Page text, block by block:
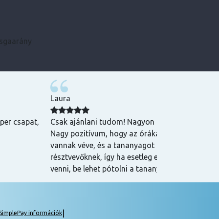
csapat,
Laura
Csak ajánlani tudom! Nagyon meg voltam velük
Nagy pozitívum, hogy az órákat vissza lehet
vannak véve, és a tananyagot is egyből
résztvevőknek, így ha esetleg egy órán nem
venni, be lehet pótolni a tananyagot.
információk|